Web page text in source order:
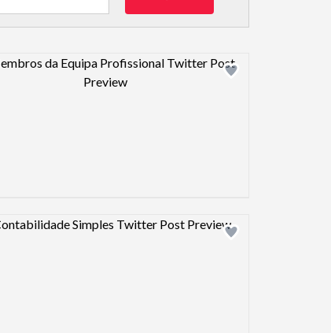
Design preview image
Design preview image